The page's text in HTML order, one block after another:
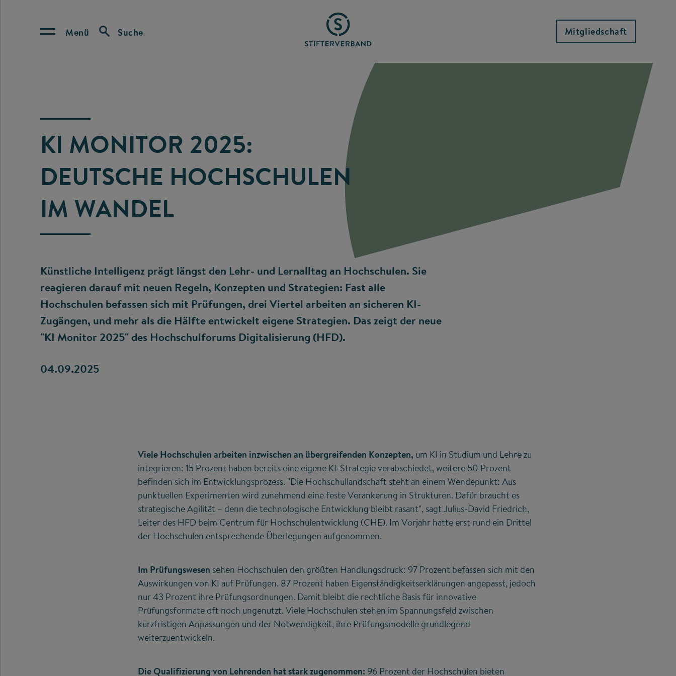
Menü Suche Mitgliedschaft
KI MONITOR 2025:
DEUTSCHE HOCHSCHULEN
IM WANDEL
Künstliche Intelligenz prägt längst den Lehr- und Lernalltag an Hochschulen. Sie
reagieren darauf mit neuen Regeln, Konzepten und Strategien: Fast alle
Hochschulen befassen sich mit Prüfungen, drei Viertel arbeiten an sicheren KI-
Zugängen, und mehr als die Hälfte entwickelt eigene Strategien. Das zeigt der neue
"KI Monitor 2025" des Hochschulforums Digitalisierung (HFD).
04.09.2025
Viele Hochschulen arbeiten inzwischen an übergreifenden Konzepten, um KI in Studium und Lehre zu
integrieren: 15 Prozent haben bereits eine eigene KI-Strategie verabschiedet, weitere 50 Prozent
befinden sich im Entwicklungsprozess. "Die Hochschullandschaft steht an einem Wendepunkt: Aus
punktuellen Experimenten wird zunehmend eine feste Verankerung in Strukturen. Dafür braucht es
strategische Agilität – denn die technologische Entwicklung bleibt rasant", sagt Julius-David Friedrich,
Leiter des HFD beim Centrum für Hochschulentwicklung (CHE). Im Vorjahr hatte erst rund ein Drittel
der Hochschulen entsprechende Überlegungen aufgenommen.
Im Prüfungswesen sehen Hochschulen den größten Handlungsdruck: 97 Prozent befassen sich mit den
Auswirkungen von KI auf Prüfungen. 87 Prozent haben Eigenständigkeitserklärungen angepasst, jedoch
nur 43 Prozent ihre Prüfungsordnungen. Damit bleibt die rechtliche Basis für innovative
Prüfungsformate oft noch ungenutzt. Viele Hochschulen stehen im Spannungsfeld zwischen
kurzfristigen Anpassungen und der Notwendigkeit, ihre Prüfungsmodelle grundlegend
weiterzuentwickeln.
Die Qualifizierung von Lehrenden hat stark zugenommen: 96 Prozent der Hochschulen bieten